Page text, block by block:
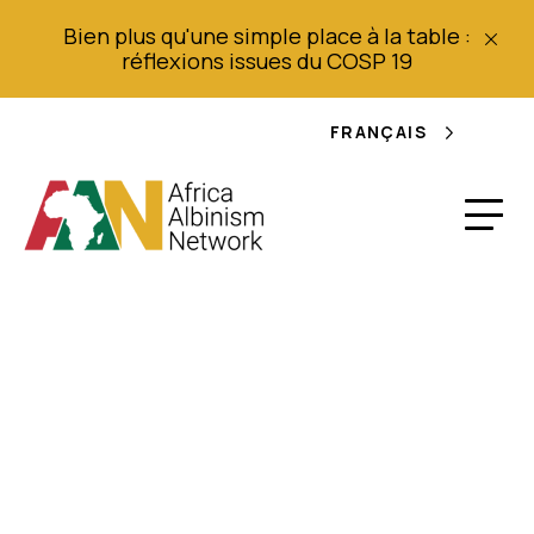
Bien plus qu'une simple place à la table :
réflexions issues du COSP 19
FRANÇAIS